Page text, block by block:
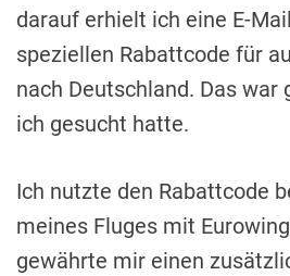
darauf erhielt ich eine E-
speziellen Rabattcode für
nach Deutschland. Das war
ich gesucht hatte.
Ich nutzte den Rabattcode
meines Fluges mit
gewährte mir einen